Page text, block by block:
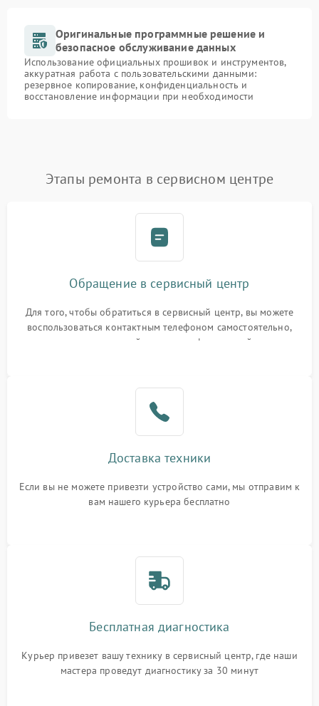
Оригинальные программные решение и
безопасное обслуживание данных
Использование официальных прошивок и инструментов,
аккуратная работа с пользовательскими данными:
резервное копирование, конфиденциальность и
восстановление информации при необходимости
Этапы ремонта в сервисном центре
Обращение в сервисный центр
Для того, чтобы обратиться в сервисный центр, вы можете
воспользоваться контактным телефоном самостоятельно,
или оставить свой номер телефона на сайте
Доставка техники
Если вы не можете привезти устройство сами, мы отправим к
вам нашего курьера бесплатно
Бесплатная диагностика
Курьер привезет вашу технику в сервисный центр, где наши
мастера проведут диагностику за 30 минут